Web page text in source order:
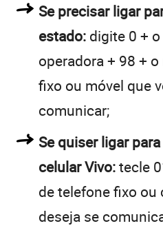
Se precisar ligar
estado: digite 0 +
operadora + 98 +
fixo ou móvel que
comunicar;
Se quiser ligar
celular Vivo:tecle
de telefone fixo ou
deseja se